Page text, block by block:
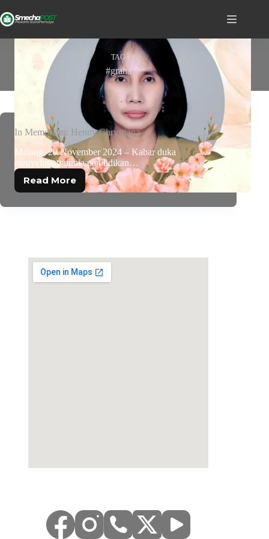
TAG
#graha
In Memoriam: Henny Chrystiana
Malang, 29 November 2024 – Kabar duka
menyelimuti dunia pendidikan…
Read More